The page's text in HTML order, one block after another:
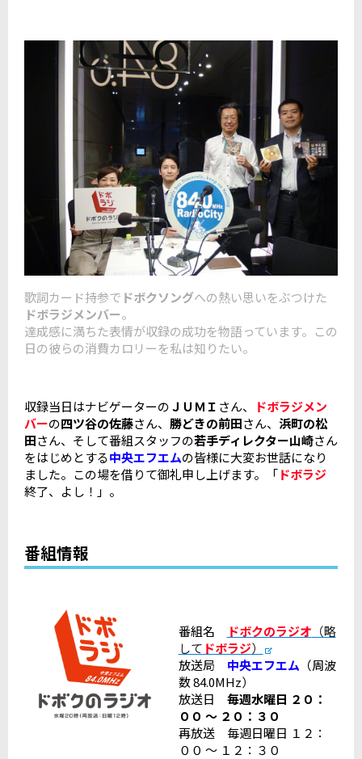
歌詞カード持参で ドボクソングへの熱い思いをぶつけた
ドボラジメンバー。
達成感に満ちた表情が収録の成功を物語っています。この
日の彼らの消費カロリーを私は知りたい。
収録当日はナビゲーターのＪＵＭＩ さん、
ドボラジメン
バーの四ツ谷の佐藤さん、 勝どきの前田さん、 浜町の松
田さん、そして番組スタッフの若手ディレクター山崎さん
をはじめとする中央エフエムの皆様に大変お世話になり
ました。この場を借りて御礼申し上げます。「ドボラジ
終了、よし！」。
番組情報
番組名 ドボクのラジオ （略
して ドボラジ）
放送局 中央エフエム （周波
数 84.0MHz）
放送日 毎週水曜日 ２０：
００ ～ ２０：３０
再放送 毎週日曜日 １２：
００ ～ １２：３０